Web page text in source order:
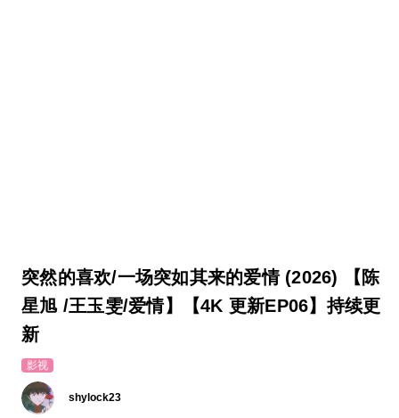
突然的喜欢/一场突如其来的爱情 (2026) 【陈
星旭 /王玉雯/爱情】【4K 更新EP06】持续更
新
影视
shylock23